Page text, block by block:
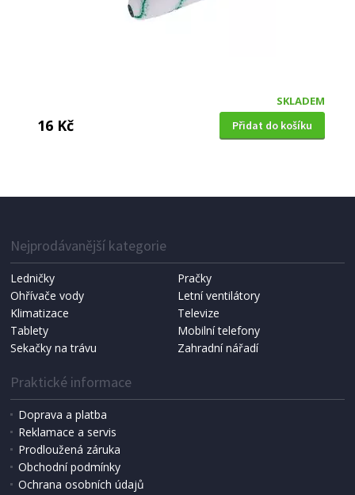
SKLADEM
16 Kč Přidat do košíku
Stalco S-38833, UNIVERSAL, 100 / 17 / 12 / pr 6
14 Kč
Nejprodávanější kategorie
Ledničky
Pračky
Ohřívače vody
Letní ventilátory
Klimatizace
Televize
Tablety
Mobilní telefony
Sekačky na trávu
Zahradní nářadí
Praktické informace
Doprava a platba
Reklamace a servis
Prodloužená záruka
Obchodní podmínky
Ochrana osobních údajů